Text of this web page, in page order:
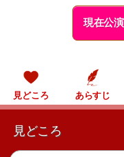
現在公
見どころ あらすじ
見どころ